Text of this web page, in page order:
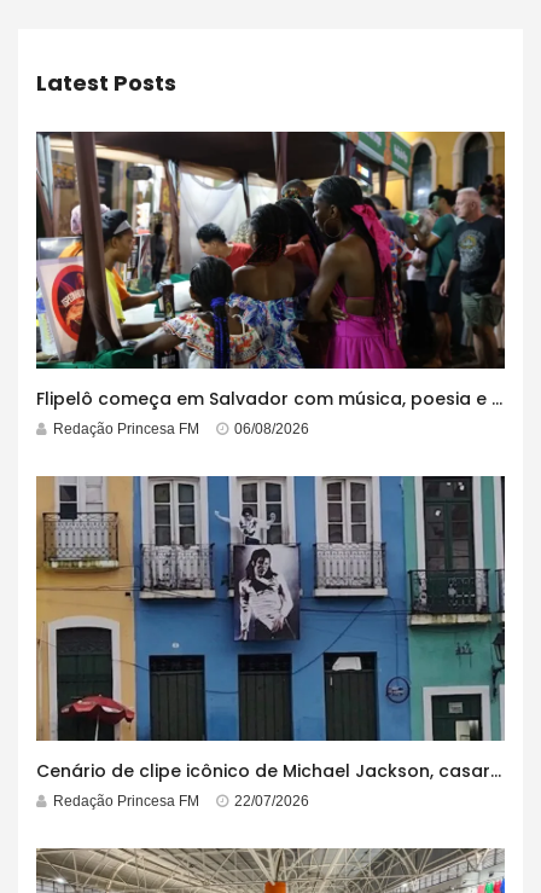
Latest Posts
Flipelô começa em Salvador com música, poesia e grande participação
Redação Princesa FM 06/08/2026
Cenário de clipe icônico de Michael Jackson, casarão azul no centro do Pelourinho enfrenta ordem de desocupação
Redação Princesa FM 22/07/2026